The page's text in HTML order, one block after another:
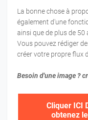
La bonne chose à
également d'une
ainsi que de plus de
Vous pouvez rédiger
créer votre propre flux
Besoin d'une image ?
Cliquer ICI
obtenez